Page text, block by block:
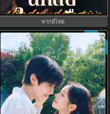
(2025) พากย์ไทย ซับไทย EP.1-24
พากย์ไทย
6.8 ซับไทย